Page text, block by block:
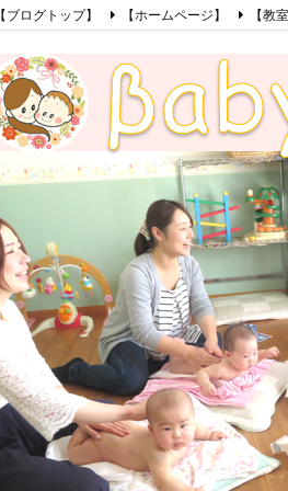
【ブログトップ】 【ホームページ】 【教